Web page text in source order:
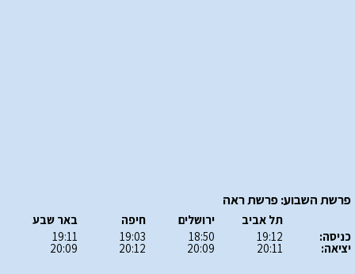
פרשת השבוע: פרשת ראה
כניסה:
יציאה:
תל אביב
19:12
20:11
ירושלים
18:50
20:09
חיפה
19:03
20:12
באר שבע
19:11
20:09